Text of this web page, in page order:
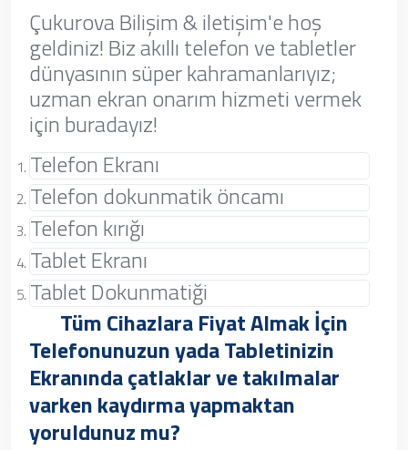
Çukurova Bilişim & iletişim'e hoş
geldiniz! Biz akıllı telefon ve tabletler
dünyasının süper kahramanlarıyız;
uzman ekran onarım hizmeti vermek
için buradayız!
Telefon Ekranı
Telefon dokunmatik öncamı
Telefon kırığı
Tablet Ekranı
Tablet Dokunmatiği
Tüm Cihazlara Fiyat Almak İçin
Telefonunuzun yada Tabletinizin
Ekranında çatlaklar ve takılmalar
varken kaydırma yapmaktan
yoruldunuz mu?